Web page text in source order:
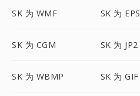
SK 为 WMF SK 为 EPS
SK 为 CGM SK 为 JP2
SK 为 WBMP SK 为 GIF